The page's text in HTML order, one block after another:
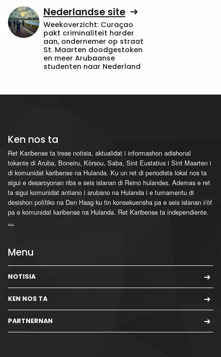
Nederlandse site
Weekoverzicht: Curaçao
pakt criminaliteit harder
aan, ondernemer op straat
St. Maarten doodgestoken
en meer Arubaanse
studenten naar Nederland
Ken nos ta
Ret Karibense ta trese notisia, aktualidat i informashon adishonal
tokante di Aruba, Boneiru, Kòrsou, Saba, Sint Eustatius i Sint Maarten i
di komunidat karibense na Hulanda. Ku un ret di periodista lokal nos ta
sigui e desaroyonan riba e seis islanan di Reino hulandes. Ademas e ret
ta sigui komunidat antiano i arubano na Hulanda i e tumamentu di
desishon polítiko na Den Haag ku tin konsekuensha pa e seis islanan i/òf
pa e komunidat karibense na Hulanda. Ret Karibense ta independiente.
...
Menu
NOTISIA
KEN NOS TA
PARTNERNAN